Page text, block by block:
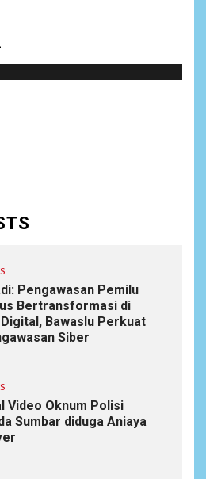
Pengawasan Pemilu
Bertransformasi di
Bawaslu Perkuat
Siber
Video Oknum Polisi
Sumbar diduga Aniaya